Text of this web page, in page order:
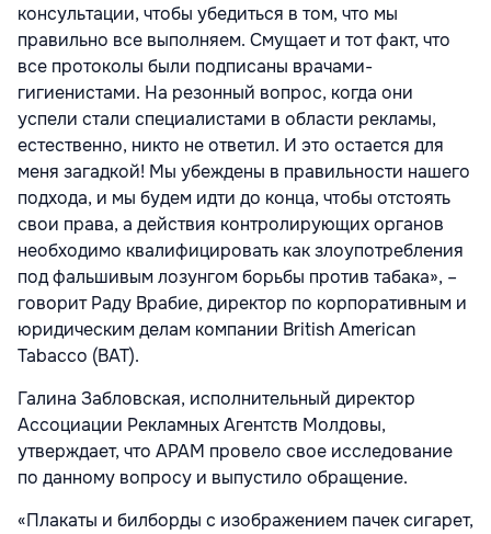
консультации, чтобы убедиться в том, что мы
правильно все выполняем. Смущает и тот факт, что
все протоколы были подписаны врачами-
гигиенистами. На резонный вопрос, когда они
успели стали специалистами в области рекламы,
естественно, никто не ответил. И это остается для
меня загадкой! Мы убеждены в правильности нашего
подхода, и мы будем идти до конца, чтобы отстоять
свои права, а действия контролирующих органов
необходимо квалифицировать как злоупотребления
под фальшивым лозунгом борьбы против табака», –
говорит Раду Врабие, директор по корпоративным и
юридическим делам компании British American
Tabacco (BAT).
Галина Забловская, исполнительный директор
Ассоциации Рекламных Агентств Молдовы,
утверждает, что АРАМ провело свое исследование
по данному вопросу и выпустило обращение.
«Плакаты и билборды с изображением пачек сигарет,